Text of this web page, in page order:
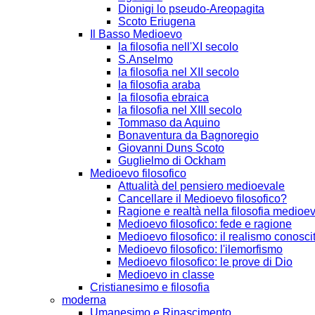
Dionigi lo pseudo-Areopagita
Scoto Eriugena
Il Basso Medioevo
la filosofia nell'XI secolo
S.Anselmo
la filosofia nel XII secolo
la filosofia araba
la filosofia ebraica
la filosofia nel XIII secolo
Tommaso da Aquino
Bonaventura da Bagnoregio
Giovanni Duns Scoto
Guglielmo di Ockham
Medioevo filosofico
Attualità del pensiero medioevale
Cancellare il Medioevo filosofico?
Ragione e realtà nella filosofia
Medioevo filosofico: fede e ragione
Medioevo filosofico: il realismo
Medioevo filosofico: l'ilemorfismo
Medioevo filosofico: le prove di Dio
Medioevo in classe
Cristianesimo e filosofia
moderna
Umanesimo e Rinascimento